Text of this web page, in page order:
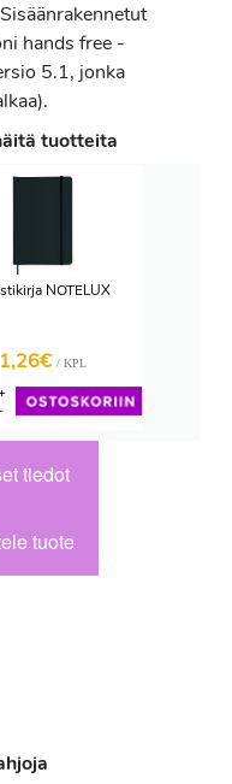
hands free -
5.1, jonka
tuotteita
NOTELUX
1,26€ / KPL
tiedot
tuote